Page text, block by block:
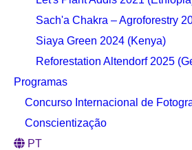
Sach'a Chakra – Agroforestry
Siaya Green 2024 (Kenya)
Reforestation Altendorf 2025
Programas
Concurso Internacional de
Conscientização
PT